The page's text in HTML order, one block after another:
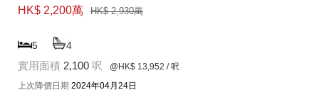
HK$ 2,200萬
HK$ 2,930萬
5 4
實用面積 2,100 呎 @HK$ 13,952 / 呎
上次降價日期 2024年04月24日